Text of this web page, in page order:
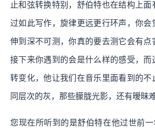
止和弦转换特别，舒伯特也在结构上
过如此写作，旋律更远更行环声，你会
伸到深不可测，你真的要去测它会有点
接下来你遇到的会是什么样的感受，而
转变化，他让我们在音乐里面看到的不
同层次的灰，那些朦胧光影，还有暧昧
您现在所听到的是舒伯特在他过世前